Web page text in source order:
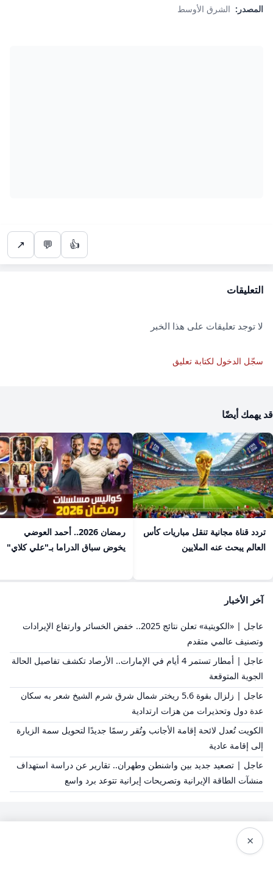
المصدر: الشرق الأوسط
👍
💬
↗
التعليقات
لا توجد تعليقات على هذا الخبر
سجّل الدخول لكتابة تعليق
قد يهمك أيضًا
تردد قناة مجانية تنقل مباريات كأس
العالم يبحث عنه الملايين
رمضان 2026.. أحمد العوضي
يخوض سباق الدراما بـ"علي كلاي"
آخر الأخبار
عاجل | «الكويتية» تعلن نتائج 2025.. خفض الخسائر وارتفاع الإيرادات
وتصنيف عالمي متقدم
عاجل | أمطار تستمر 4 أيام في الإمارات.. الأرصاد تكشف تفاصيل الحالة
الجوية المتوقعة
عاجل | زلزال بقوة 5.6 ريختر شمال شرق شرم الشيخ شعر به سكان
عدة دول وتحذيرات من هزات ارتدادية
الكويت تُعدل لائحة إقامة الأجانب وتُقر رسمًا جديدًا لتحويل سمة الزيارة
إلى إقامة عادية
عاجل | تصعيد جديد بين واشنطن وطهران.. تقارير عن دراسة استهداف
منشآت الطاقة الإيرانية وتصريحات إيرانية تتوعد برد واسع
×